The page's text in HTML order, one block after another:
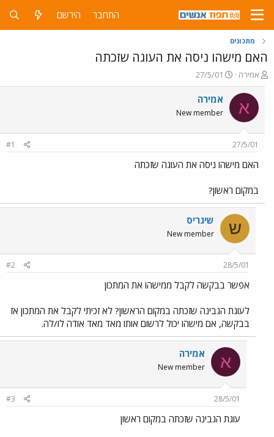
התחבר הירשם
מתכונים
האם מישהו ניסה את העוגה שזכתה
פ
ו
ת
ח
ה
ש
א
אמירה
פ
ו
ר
ם
ר
27/5/01
א אמירה
New member
27/5/01
#1
האם מישהו ניסה את העוגה שזכתה
במקום ראשון?
ש שיגריס
New member
28/5/01
#2
אפשר בבקשה לקבל ממישהו את המתכון
לעוגת הגבינה שזכתה במקום הראשון? לא זכיתי לקבל את המתכון אז
בבקשה, אם מישהו יכול לרשום אותו מאד מאד אודה לו/לה.
א אמירה
New member
28/5/01
#3
עוגת הגבינה שזכתה במקום ראשון